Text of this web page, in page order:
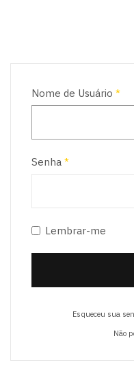
Nome de Usuário *
Senha *
Lembrar-me
Esqueceu sua
Não